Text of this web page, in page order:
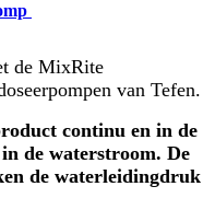
de MixRite
van Tefen.
continu en in de
de waterstroom. De
de waterleidingdruk